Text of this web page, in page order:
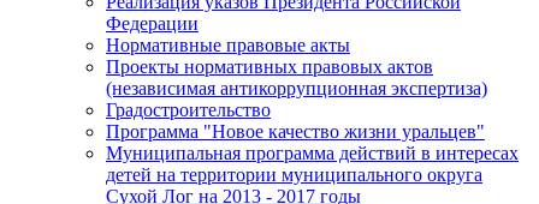
Федерации
Нормативные правовые акты
Проекты нормативных правовых актов
(независимая антикоррупционная экспертиза)
Градостроительство
Программа "Новое качество жизни уральцев"
Муниципальная программа действий в интересах
детей на территории муниципального округа
Сухой Лог на 2013 - 2017 годы